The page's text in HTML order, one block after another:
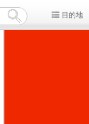
目的地